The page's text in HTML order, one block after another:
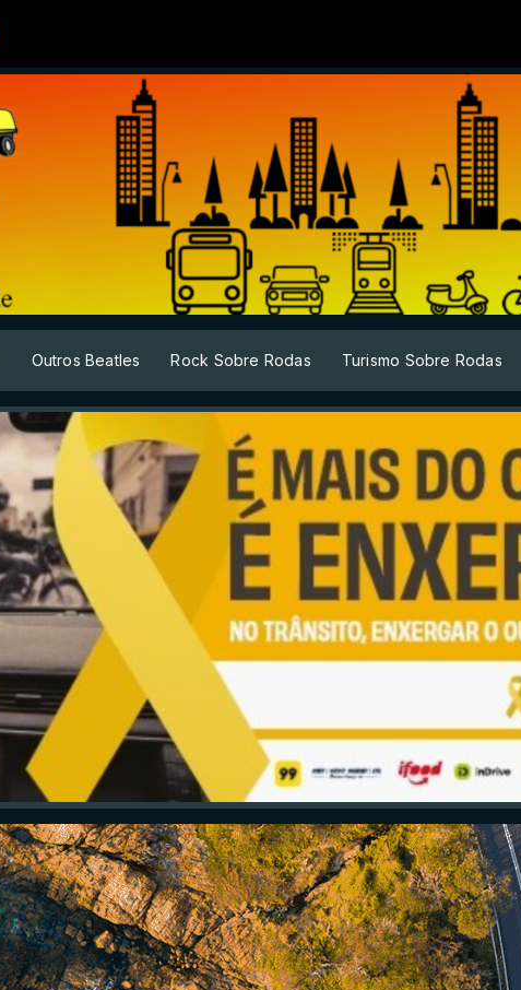
Outros Beatles Rock Sobre Rodas Turismo Sobre Rodas